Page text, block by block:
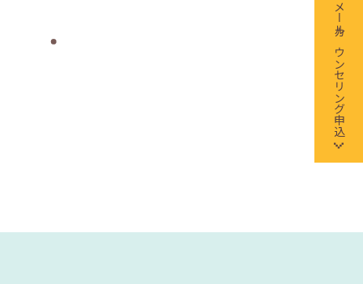
メールカウンセリング申込